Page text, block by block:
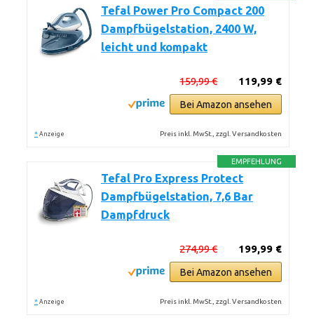
Tefal Power Pro Compact 200
Dampfbügelstation, 2400 W,
leicht und kompakt
119,99 €
159,99 €
Bei Amazon ansehen
* Anzeige Preis inkl. MwSt., zzgl. Versandkosten
EMPFEHLUNG
Tefal Pro Express Protect
Dampfbügelstation, 7,6 Bar
Dampfdruck
199,99 €
274,99 €
Bei Amazon ansehen
* Anzeige Preis inkl. MwSt., zzgl. Versandkosten